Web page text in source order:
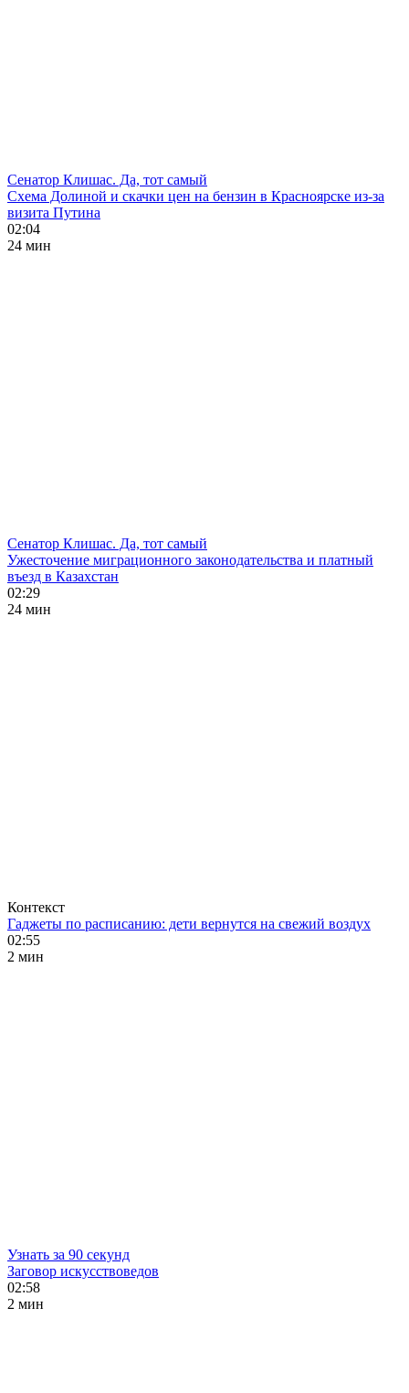
Сенатор Клишас. Да, тот самый
Схема Долиной и скачки цен на бензин в Красноярске из-за
визита Путина
02:04
24 мин
Сенатор Клишас. Да, тот самый
Ужесточение миграционного законодательства и платный
въезд в Казахстан
02:29
24 мин
Контекст
Гаджеты по расписанию: дети вернутся на свежий воздух
02:55
2 мин
Узнать за 90 секунд
Заговор искусствоведов
02:58
2 мин